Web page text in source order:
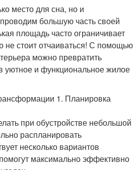
место для сна, но и
большую часть своей
площадь часто ограничивает
стоит отчаиваться! С помощью
можно превратить
уютное и функциональное жилое
1. Планировка
при обустройстве небольшой
распланировать
несколько вариантов
максимально эффективно